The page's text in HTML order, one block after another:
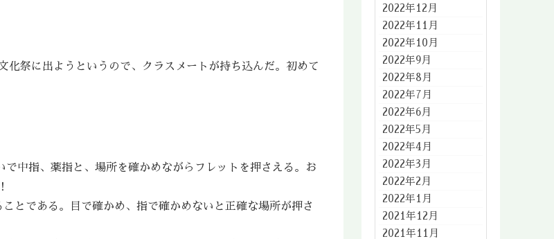
化祭に出ようというので、クラスメートが持ち込んだ。初めて
中指、薬指と、場所を確かめながらフレットを押さえる。お
とである。目で確かめ、指で確かめないと正確な場所が押さ
2022年12月
2022年11月
2022年10月
2022年9月
2022年8月
2022年7月
2022年6月
2022年5月
2022年4月
2022年3月
2022年2月
2022年1月
2021年12月
2021年11月